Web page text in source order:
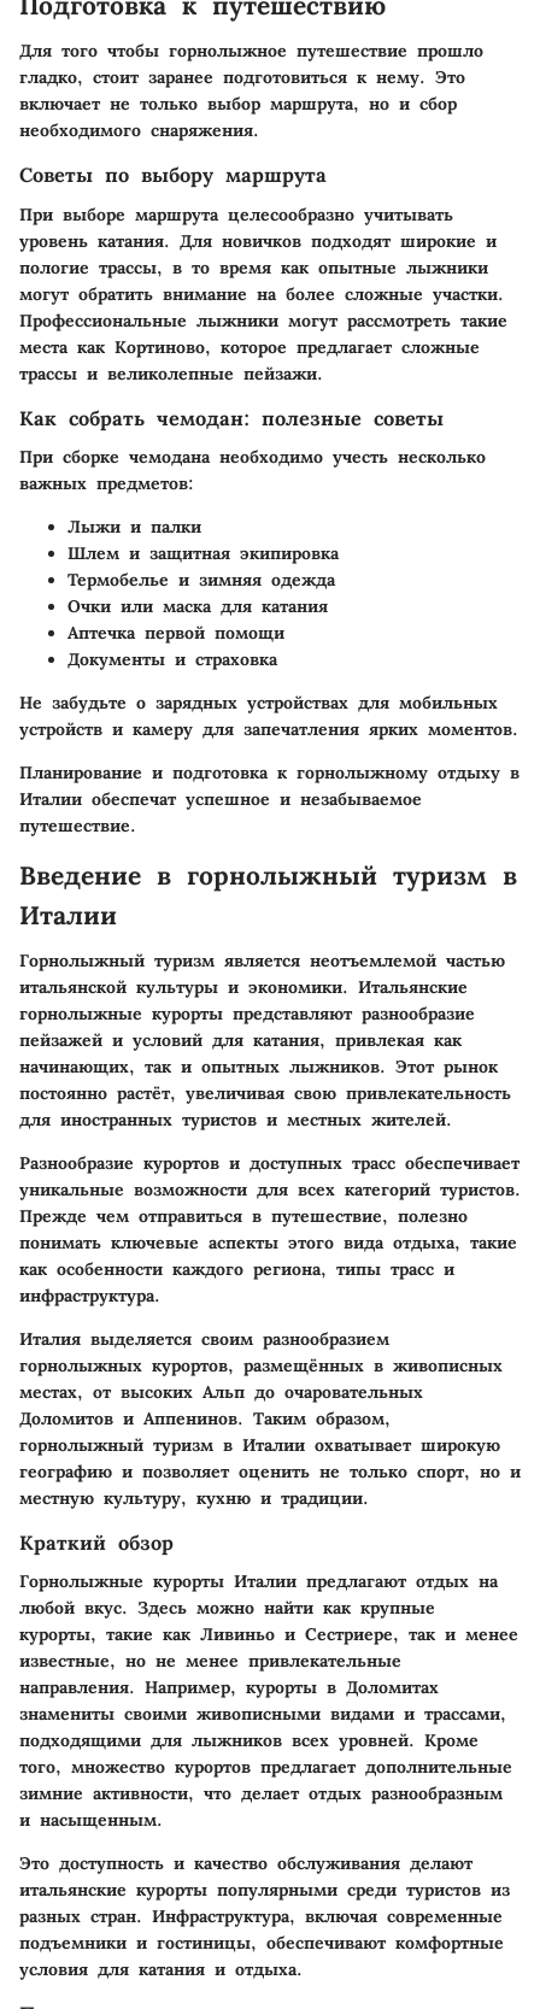
Для того чтобы горнолыжное путешествие прошло
гладко, стоит заранее подготовиться к нему. Это
включает не только выбор маршрута, но и сбор
необходимого снаряжения.
Советы по выбору маршрута
При выборе маршрута целесообразно учитывать
уровень катания. Для новичков подходят широкие и
пологие трассы, в то время как опытные лыжники
могут обратить внимание на более сложные участки.
Профессиональные лыжники могут рассмотреть такие
места как Кортиново, которое предлагает сложные
трассы и великолепные пейзажи.
Как собрать чемодан: полезные советы
При сборке чемодана необходимо учесть несколько
важных предметов:
Лыжи и палки
Шлем и защитная экипировка
Термобелье и зимняя одежда
Очки или маска для катания
Аптечка первой помощи
Документы и страховка
Не забудьте о зарядных устройствах для мобильных
устройств и камеру для запечатления ярких моментов.
Планирование и подготовка к горнолыжному отдыху в
Италии обеспечат успешное и незабываемое
путешествие.
Введение в горнолыжный туризм в
Италии
Горнолыжный туризм является неотъемлемой частью
итальянской культуры и экономики. Итальянские
горнолыжные курорты представляют разнообразие
пейзажей и условий для катания, привлекая как
начинающих, так и опытных лыжников. Этот рынок
постоянно растёт, увеличивая свою привлекательность
для иностранных туристов и местных жителей.
Разнообразие курортов и доступных трасс обеспечивает
уникальные возможности для всех категорий туристов.
Прежде чем отправиться в путешествие, полезно
понимать ключевые аспекты этого вида отдыха, такие
как особенности каждого региона, типы трасс и
инфраструктура.
Италия выделяется своим разнообразием
горнолыжных курортов, размещённых в живописных
местах, от высоких Альп до очаровательных
Доломитов и Аппенинов. Таким образом,
горнолыжный туризм в Италии охватывает широкую
географию и позволяет оценить не только спорт, но и
местную культуру, кухню и традиции.
Краткий обзор
Горнолыжные курорты Италии предлагают отдых на
любой вкус. Здесь можно найти как крупные
курорты, такие как Ливиньо и Сестриере, так и менее
известные, но не менее привлекательные
направления. Например, курорты в Доломитах
знамениты своими живописными видами и трассами,
подходящими для лыжников всех уровней. Кроме
того, множество курортов предлагает дополнительные
зимние активности, что делает отдых разнообразным
и насыщенным.
Это доступность и качество обслуживания делают
итальянские курорты популярными среди туристов из
разных стран. Инфраструктура, включая современные
подъемники и гостиницы, обеспечивают комфортные
условия для катания и отдыха.